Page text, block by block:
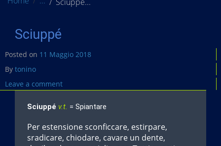
Sciuppé
Posted on 11 Maggio 2018
By tonino
Leave a comment
Sciuppé v.t. = Spiantare
Per estensione sconficcare, estirpare,
sradicare, chiodare, cavare un dente,